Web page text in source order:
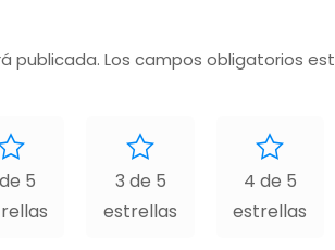
publicada. Los campos obligatorios
5
3 de 5
estrellas
4 de 5
estrellas